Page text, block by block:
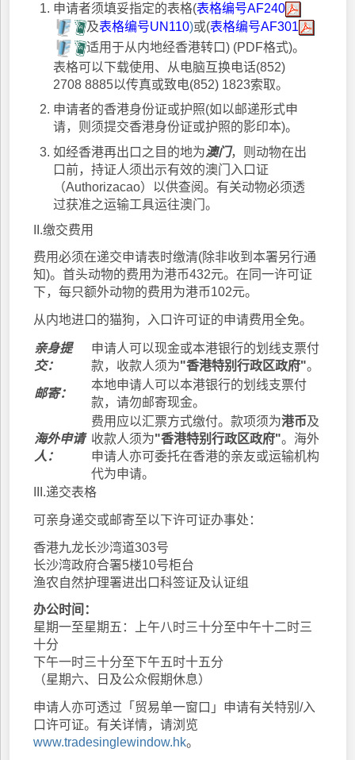
申请者须填妥指定的表格(表格编号AF240
及表格编号UN110)或(表格编号AF301
适用于从内地经香港转口) (PDF格式)。
表格可以下载使用、从电脑互换电话(852)
2708 8885以传真或致电(852) 1823索取。
申请者的香港身份证或护照(如以邮递形式申
请，则须提交香港身份证或护照的影印本)。
如经香港再出口之目的地为澳门，则动物在出
口前，持证人须出示有效的澳门入口证
（Authorizacao）以供查阅。有关动物必须透
过获准之运输工具运往澳门。
II.缴交费用
费用必须在递交申请表时缴清(除非收到本署另行通
知)。首头动物的费用为港币432元。在同一许可证
下，每只额外动物的费用为港币102元。
从内地进口的猫狗，入口许可证的申请费用全免。
亲身提
交：
申请人可以现金或本港银行的划线支票付
款，收款人须为"香港特别行政区政府"。
邮寄：
本地申请人可以本港银行的划线支票付
款，请勿邮寄现金。
海外申请
人：
费用应以汇票方式缴付。款项须为港币及
收款人须为"香港特别行政区政府"。海外
申请人亦可委托在香港的亲友或运输机构
代为申请。
III.递交表格
可亲身递交或邮寄至以下许可证办事处：
香港九龙长沙湾道303号
长沙湾政府合署5楼10号柜台
渔农自然护理署进出口科签证及认证组
办公时间：
星期一至星期五：上午八时三十分至中午十二时三
十分
下午一时三十分至下午五时十五分
（星期六、日及公众假期休息）
申请人亦可透过「贸易单一窗口」申请有关特别/入
口许可证。有关详情，请浏览
www.tradesinglewindow.hk。